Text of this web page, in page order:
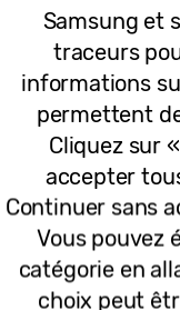
du
tendance dans
:
toute liberté
Samsung et
traceurs
informations
permettent
Cliquez sur
accepter
Continuer sans
Vous pouvez
catégorie en
choix peut